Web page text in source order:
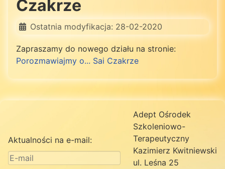
Czakrze
Ostatnia modyfikacja: 28-02-2020
Zapraszamy do nowego działu na stronie:
Porozmawiajmy o... Sai Czakrze
Aktualności na e-mail:
Adept Ośrodek
Szkoleniowo-
Terapeutyczny
Kazimierz Kwitniewski
ul. Leśna 25